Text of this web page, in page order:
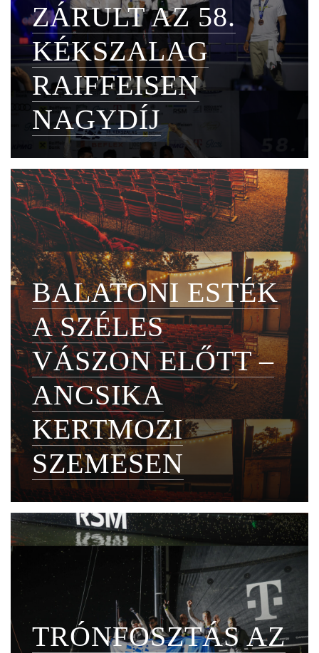
ZÁRULT AZ 58.
KÉKSZALAG
RAIFFEISEN
NAGYDÍJ
BALATONI ESTÉK
A SZÉLES
VÁSZON ELŐTT –
ANCSIKA
KERTMOZI
SZEMESEN
TRÓNFOSZTÁS AZ